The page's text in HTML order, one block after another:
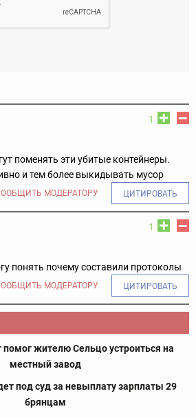
1
поменять эти убитые контейнеры.
и тем более выкидывать мусор
МОДЕРАТОРУ ЦИТИРОВАТЬ
1
понять почему составили протоколы
МОДЕРАТОРУ ЦИТИРОВАТЬ
помог жителю Сельцо устроиться на
местный завод
под суд за невыплату зарплаты 29
брянцам